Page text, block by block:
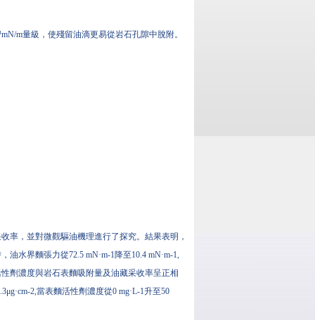
m量級，使殘留油滴更易從岩石孔隙中脫附。
率，並對微觀驅油機理進行了探究。結果表明，
水界麵張力從72.5 mN·m-1降至10.4 mN·m-1,
劑濃度與岩石表麵吸附量及油藏采收率呈正相
2,當表麵活性劑濃度從0 mg·L-1升至50